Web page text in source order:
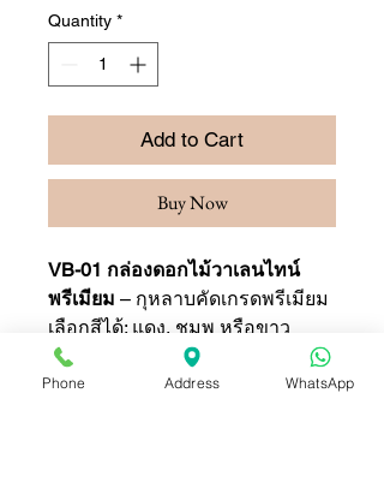
Quantity *
Add to Cart
Buy Now
VB-01 กล่องดอกไม้วาเลนไทน์
พรีเมียม – กุหลาบคัดเกรดพรีเมียม
เลือกสีได้: แดง, ชมพู หรือขาว
การจัดส่ง: ส่งด่วนทั่ว กรุงเทพฯ
และพัทยา
Phone Address WhatsApp